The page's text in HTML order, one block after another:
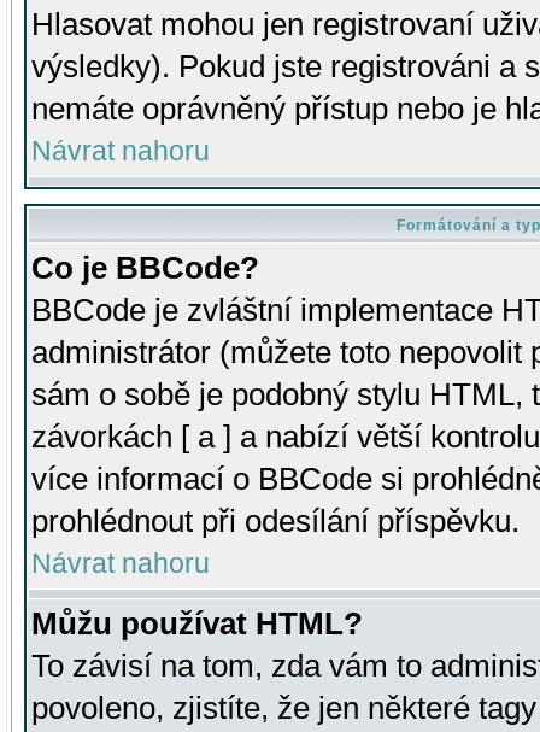
Hlasovat mohou jen registrovaní
výsledky). Pokud jste registrováni a
nemáte oprávněný přístup nebo je
Návrat nahoru
Formátování a
Co je BBCode?
BBCode je zvláštní implementace
administrátor (můžete toto
sám o sobě je podobný stylu HTML,
závorkách [ a ] a nabízí větší
více informací o BBCode si
prohlédnout při odesílání příspěvku.
Návrat nahoru
Můžu používat HTML?
To závisí na tom, zda vám to
povoleno, zjistíte, že jen některé